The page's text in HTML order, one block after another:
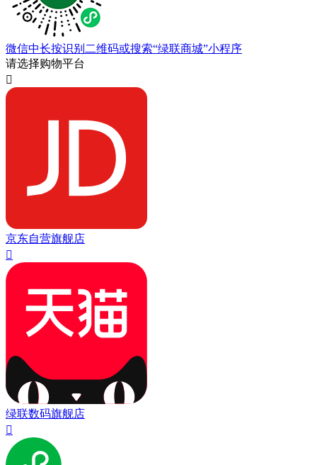
微信中长按识别二维码或搜索“绿联商城”小程序
请选择购物平台

京东自营旗舰店

绿联数码旗舰店
